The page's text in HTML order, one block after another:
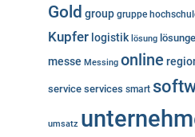
Gold group gruppe
Kupfer logistik lösung
messe Messing online
service services smart
umsatz